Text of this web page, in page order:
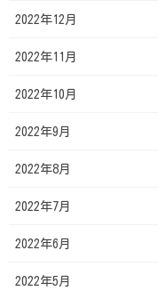
2022年12月
2022年11月
2022年10月
2022年9月
2022年8月
2022年7月
2022年6月
2022年5月